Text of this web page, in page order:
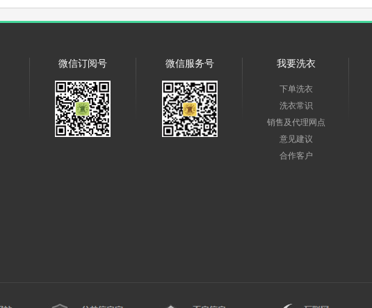
微信订阅号 微信服务号 我要洗衣
下单洗衣
洗衣常识
销售及代理网点
意见建议
合作客户